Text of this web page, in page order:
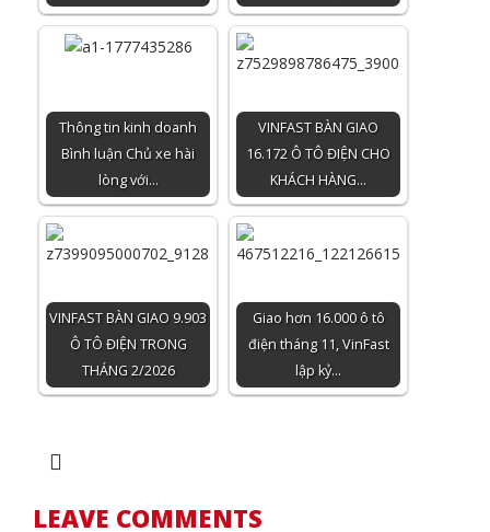
Thông tin kinh doanh
Bình luận Chủ xe hài
lòng với…
VINFAST BÀN GIAO
16.172 Ô TÔ ĐIỆN CHO
KHÁCH HÀNG…
VINFAST BÀN GIAO 9.903
Ô TÔ ĐIỆN TRONG
THÁNG 2/2026
Giao hơn 16.000 ô tô
điện tháng 11, VinFast
lập kỷ…
LEAVE COMMENTS